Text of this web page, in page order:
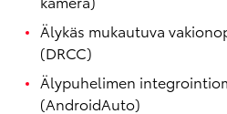
Älykäs mukautuva
(DRCC)
Älypuhelimen
(AndroidAuto)